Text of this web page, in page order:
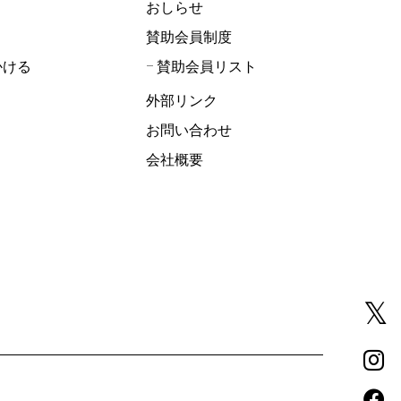
る
おしらせ
賛助会員制度
賛助会員リスト
外部リンク
お問い合わせ
会社概要